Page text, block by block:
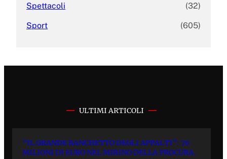
Spettacoli (32)
Sport (605)
ULTIMI ARTICOLI
“IL GRANDE BANCHETTO DEGLI APPALTI”: 70
MILIONI DI EURO NEL MIRINO DELLA PROCURA.